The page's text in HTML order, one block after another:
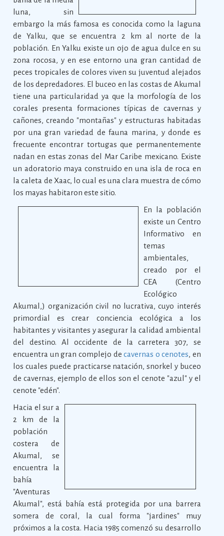
luna, sin
embargo la más famosa es conocida como la laguna
de Yalku, que se encuentra 2 km al norte de la
población. En Yalku existe un ojo de agua dulce en su
zona rocosa, y en ese entorno una gran cantidad de
peces tropicales de colores viven su juventud alejados
de los depredadores. El buceo en las costas de Akumal
tiene una particularidad ya que la morfología de los
corales presenta formaciones típicas de cavernas y
cañones, creando "montañas" y estructuras habitadas
por una gran variedad de fauna marina, y donde es
frecuente encontrar tortugas que permanentemente
nadan en estas zonas del Mar Caribe mexicano. Existe
un adoratorio maya construido en una isla de roca en
la caleta de Xaac, lo cual es una clara muestra de cómo
los mayas habitaron este sitio.
En la población
existe un Centro
Informativo en
temas
ambientales,
creado por el
CEA (Centro
Ecológico
Akumal,) organización civil no lucrativa, cuyo interés
primordial es crear conciencia ecológica a los
habitantes y visitantes y asegurar la calidad ambiental
del destino. Al occidente de la carretera 307, se
encuentra un gran complejo decavernas o cenotes, en
los cuales puede practicarse natación, snorkel y buceo
de cavernas, ejemplo de ellos son el cenote "azul" y el
cenote "edén".
Hacia el sur a
2 km de la
población
costera de
Akumal, se
encuentra la
bahía
"Aventuras
Akumal", está bahía está protegida por una barrera
somera de coral, la cual forma "jardines" muy
próximos a la costa. Hacia 1985 comenzó su desarrollo